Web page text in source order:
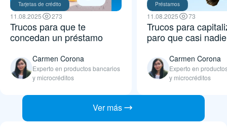
Tarjetas de crédito
11.08.2025 273
Trucos para que te
concedan un préstamo
Carmen Corona
Experto en productos bancarios
y microcréditos
Préstamos
11.08.2025 73
Trucos para
paro que casi
Carmen Corona
Experto en
y microcréditos
Ver más